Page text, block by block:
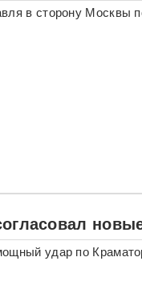
в сторону Москвы
удар по